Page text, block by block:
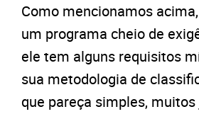
Como mencionamos
um programa cheio de
ele tem alguns requisitos
sua metodologia de
que pareça simples,